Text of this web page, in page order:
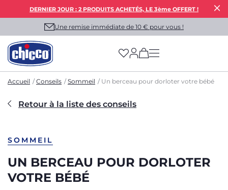
DERNIER JOUR : 2 PRODUITS ACHETÉS, LE 3ème OFFERT !
Une remise immédiate de 10 € pour vous !
(has more options
Accueil Conseils Sommeil Un berceau pour dorloter votre bébé
Retour à la liste des conseils
SOMMEIL
UN BERCEAU POUR DORLOTER
VOTRE BÉBÉ